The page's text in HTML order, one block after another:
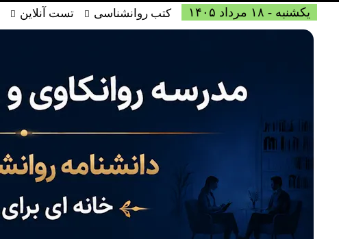
یکشنبه - ۱۸ مرداد ۱۴۰۵ کتب روانشناسی تست آنلاین